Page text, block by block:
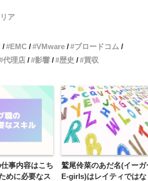
ア
EMC VMware
ブロードコム
代理店 影響 歴史 買収
事内容はこち
めに必要なス
鷲尾伶菜のあだ名(イーガ
E-girls)はレイティでは